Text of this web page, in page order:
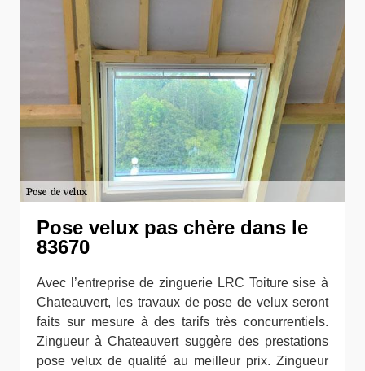
Pose velux pas chère dans le
83670
Avec l’entreprise de zinguerie LRC Toiture sise à
Chateauvert, les travaux de pose de velux seront
faits sur mesure à des tarifs très concurrentiels.
Zingueur à Chateauvert suggère des prestations
pose velux de qualité au meilleur prix. Zingueur